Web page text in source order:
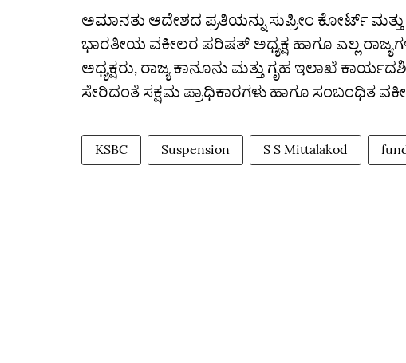
ಅಮಾನತು ಆದೇಶದ ಪ್ರತಿಯನ್ನು ಸುಪ್ರೀಂ ಕೋರ್ಟ್‌
ಭಾರತೀಯ ವಕೀಲರ ಪರಿಷತ್‌ ಅಧ್ಯಕ್ಷ ಹಾಗೂ ಎಲ್ಲ
ಅಧ್ಯಕ್ಷರು, ರಾಜ್ಯ ಕಾನೂನು ಮತ್ತು ಗೃಹ ಇಲಾಖೆ
ಸೇರಿದಂತೆ ಸಕ್ಷಮ ಪ್ರಾಧಿಕಾರಗಳು ಹಾಗೂ ಸಂಬಂಧಿತ
KSBC Suspension S S Mittalakod